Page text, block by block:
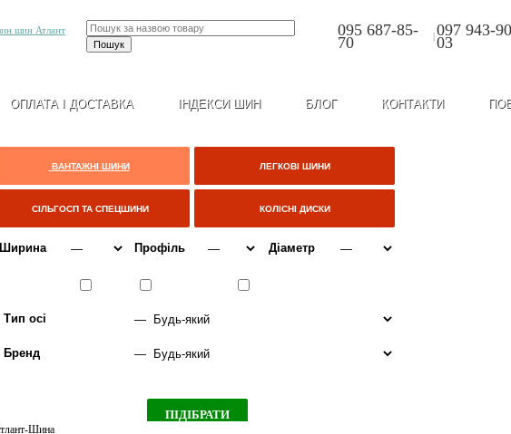
095 687-85-
70 |097 943-
03
ОПЛАТА І ДОСТАВКА ІНДЕКСИ ШИН БЛОГ КОНТАКТИ
ВАНТАЖНІ ШИНИ ЛЕГКОВІ ШИНИ
СІЛЬГОСП ТА СПЕЦШИНИ КОЛІСНІ ДИСКИ
Ширина Профіль Діаметр
Тип осі
Бренд